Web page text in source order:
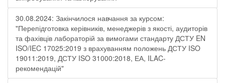
30.08.2024: Закінчилося навчання за курсом:
"Перепідготовка керівників, менеджерів з якості, аудиторів
та фахівців лабораторій за вимогами стандарту ДСТУ EN
ISO/IEC 17025:2019 з врахуванням положень ДСТУ ISO
19011:2019, ДСТУ ISO 31000:2018, ЕА, ILAC-
рекомендацій"